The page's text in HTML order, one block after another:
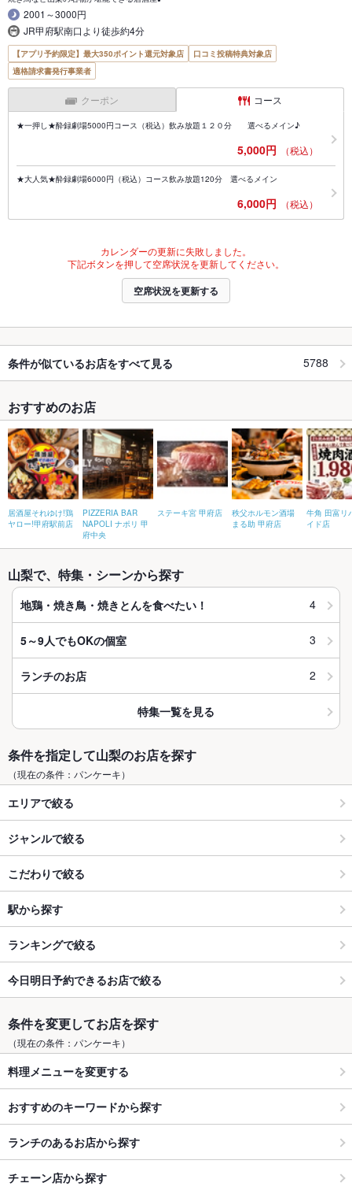
2001～3000円
JR甲府駅南口より徒歩約4分
【アプリ予約限定】最大350ポイント還元対象店
口コミ投稿特典対象店
適格請求書発行事業者
クーポン コース
★一押し★酔録劇場5000円コース（税込）飲み放題１２０分 選べるメイン♪
5,000円 （税込）
★大人気★酔録劇場6000円（税込）コース飲み放題120分 選べるメイン
6,000円 （税込）
カレンダーの更新に失敗しました。
下記ボタンを押して空席状況を更新してください。
空席状況を更新する
条件が似ているお店をすべて見る 5788
おすすめのお店
居酒屋それゆけ!鶏
ヤロー!甲府駅前店
PIZZERIA BAR
NAPOLI ナポリ 甲
府中央
ステーキ宮 甲府店
秩父ホルモン酒場
まる助 甲府店
牛角 田富リ
イド店
山梨で、特集・シーンから探す
地鶏・焼き鳥・焼きとんを食べたい！ 4
5～9人でもOKの個室 3
ランチのお店 2
特集一覧を見る
条件を指定して山梨のお店を探す
（現在の条件：パンケーキ）
エリアで絞る
ジャンルで絞る
こだわりで絞る
駅から探す
ランキングで絞る
今日明日予約できるお店で絞る
条件を変更してお店を探す
（現在の条件：パンケーキ）
料理メニューを変更する
おすすめのキーワードから探す
ランチのあるお店から探す
チェーン店から探す